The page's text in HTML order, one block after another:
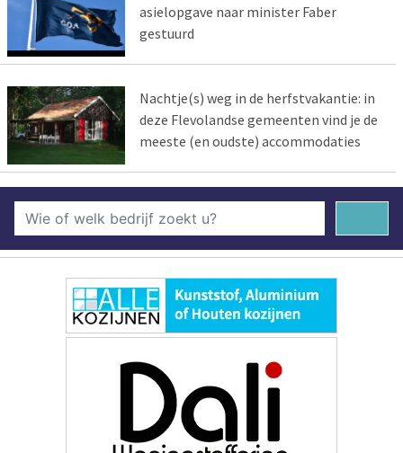
asielopgave naar minister Faber
gestuurd
Nachtje(s) weg in de herfstvakantie: in
deze Flevolandse gemeenten vind je de
meeste (en oudste) accommodaties